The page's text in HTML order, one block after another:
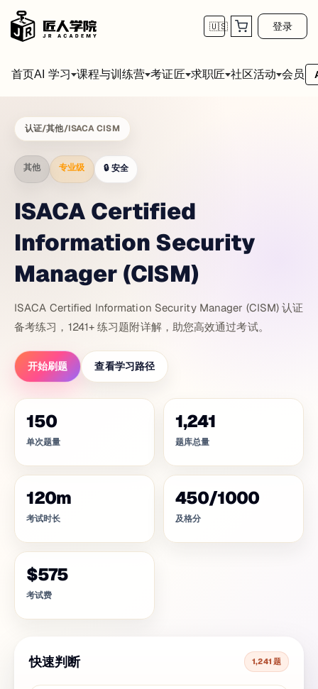
🇺🇸 登录
首页AI 学习 课程与训练营 考证匠 求职匠 社区活动 会员
认证/其他/ISACA CISM
其他 专业级 🔒 安全
ISACA Certified
Information Security
Manager (CISM)
ISACA Certified Information Security Manager (CISM) 认证
备考练习，1241+ 练习题附详解，助您高效通过考试。
开始刷题 查看学习路径
150
单次题量
1,241
题库总量
120m
考试时长
450/1000
及格分
$575
考试费
快速判断 1,241 题